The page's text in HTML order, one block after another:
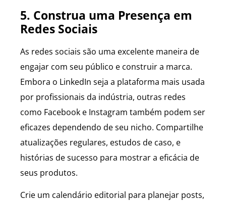
5. Construa uma Presença em
Redes Sociais
As redes sociais são uma excelente maneira de
engajar com seu público e construir a marca.
Embora o LinkedIn seja a plataforma mais usada
por profissionais da indústria, outras redes
como Facebook e Instagram também podem ser
eficazes dependendo de seu nicho. Compartilhe
atualizações regulares, estudos de caso, e
histórias de sucesso para mostrar a eficácia de
seus produtos.
Crie um calendário editorial para planejar posts,